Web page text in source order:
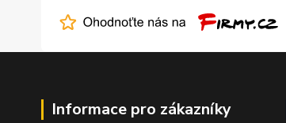
Informace pro zákazníky